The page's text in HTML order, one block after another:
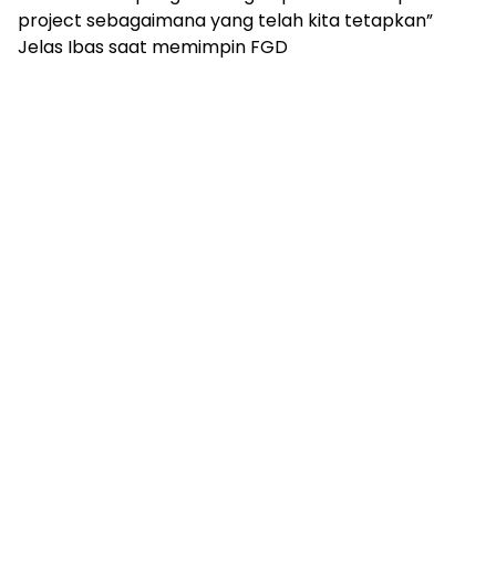
project sebagaimana yang telah kita tetapkan”
Jelas Ibas saat memimpin FGD